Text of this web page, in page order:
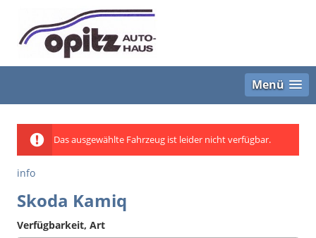
Menü
Das ausgewählte Fahrzeug ist leider nicht verfügbar.
info
Skoda Kamiq
Verfügbarkeit, Art